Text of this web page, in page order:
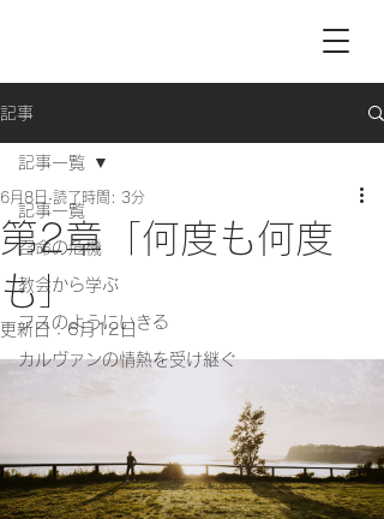
記事
記事一覧
召命の危機
教会から学ぶ
フスのようにいきる
カルヴァンの情熱を受け継ぐ
記事一覧
第2章「何度も何度
も」
6月8日 読了時間: 3分
更新日：6月12日